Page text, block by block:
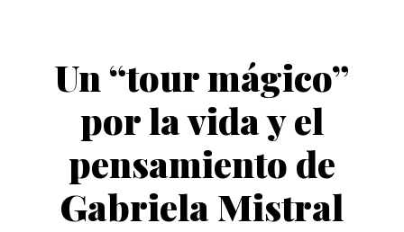
Un “tour mágico”
por la vida y el
pensamiento de
Gabriela Mistral